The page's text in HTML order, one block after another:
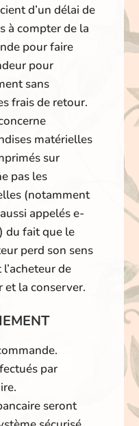
d’un délai de
à compter de la
pour faire
pour
sans
frais de retour.
matérielles
sur
pas les
(notamment
appelés e-
du fait que le
perd son sens
de
et la conserver.
par
seront